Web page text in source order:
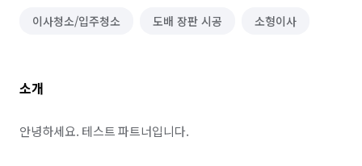
이사청소/입주청소 도배 장판 시공 소형이사
소개
안녕하세요. 테스트 파트너입니다.